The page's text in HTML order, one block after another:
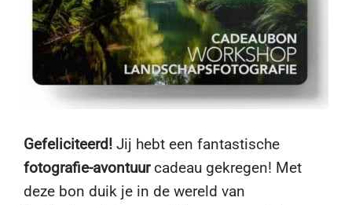
Gefeliciteerd! Jij hebt een fantastische
fotografie-avontuurcadeau gekregen! Met
deze bon duik je in de wereld van